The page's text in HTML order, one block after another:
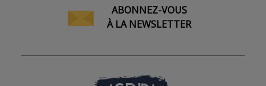
ABONNEZ-VOUS
À LA NEWSLETTER